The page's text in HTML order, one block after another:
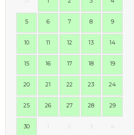
5 6 7 8 9
10 11 12 13 14
15 16 17 18 19
20 21 22 23 24
25 26 27 28 29
30 1 3 4